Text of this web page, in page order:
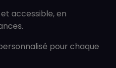
accessible, en
pour chaque